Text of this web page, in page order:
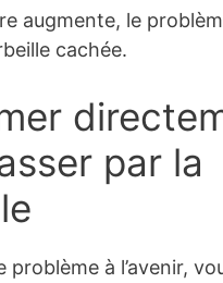
augmente, le
cachée.
par la
problème à l’avenir,